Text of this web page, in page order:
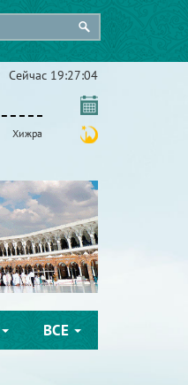
Сейчас 19:27:05
Хижра
ВСЕ